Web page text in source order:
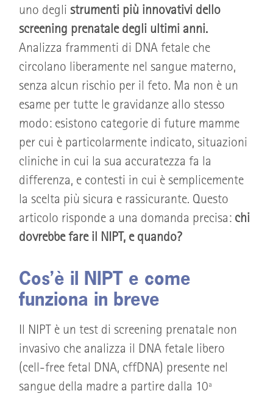
uno deglistrumenti più innovativi dello
screening prenatale degli ultimi anni.
Analizza frammenti di DNA fetale che
circolano liberamente nel sangue materno,
senza alcun rischio per il feto. Ma non è un
esame per tutte le gravidanze allo stesso
modo: esistono categorie di future mamme
per cui è particolarmente indicato, situazioni
cliniche in cui la sua accuratezza fa la
differenza, e contesti in cui è semplicemente
la scelta più sicura e rassicurante. Questo
articolo risponde a una domanda precisa: chi
dovrebbe fare il NIPT, e quando?
Cos’è il NIPT e come
funziona in breve
Il NIPT è un test di screening prenatale non
invasivo che analizza il DNA fetale libero
(cell-free fetal DNA, cffDNA) presente nel
sangue della madre a partire dalla 10ª